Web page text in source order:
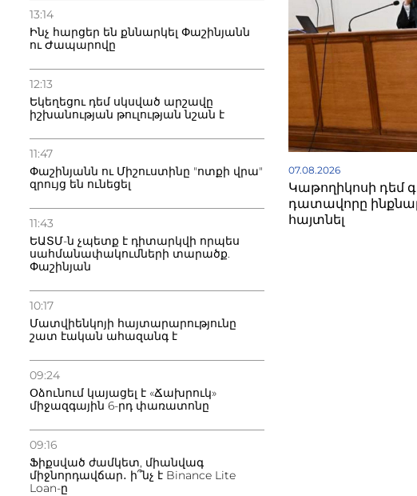
13:14
Ինչ հարցեր են քննարկել Փաշինյանն
ու Ժապարովը
12:13
Եկեղեցու դեմ սկսված արշավը
իշխանության թուլության նշան է
11:47
Փաշինյանն ու Միշուստինը "ոտքի վրա"
զրույց են ունեցել
11:43
ԵԱՏՄ-ն չպետք է դիտարկվի որպես
սահմանափակումների տարածք.
Փաշինյան
10:17
Մատվիենկոյի հայտարարությունը
շատ էական ահազանգ է
09:24
Օձունում կայացել է «Ճախրուկ»
միջազգային 6-րդ փառատոնը
09:16
Ֆիքսված ժամկետ, միանվագ
միջնորդավճար․ ի՞նչ է Binance Lite
Loan-ը
07.08.2026
Կաթողիկոսի դեմ
դատավորը
հայտնել